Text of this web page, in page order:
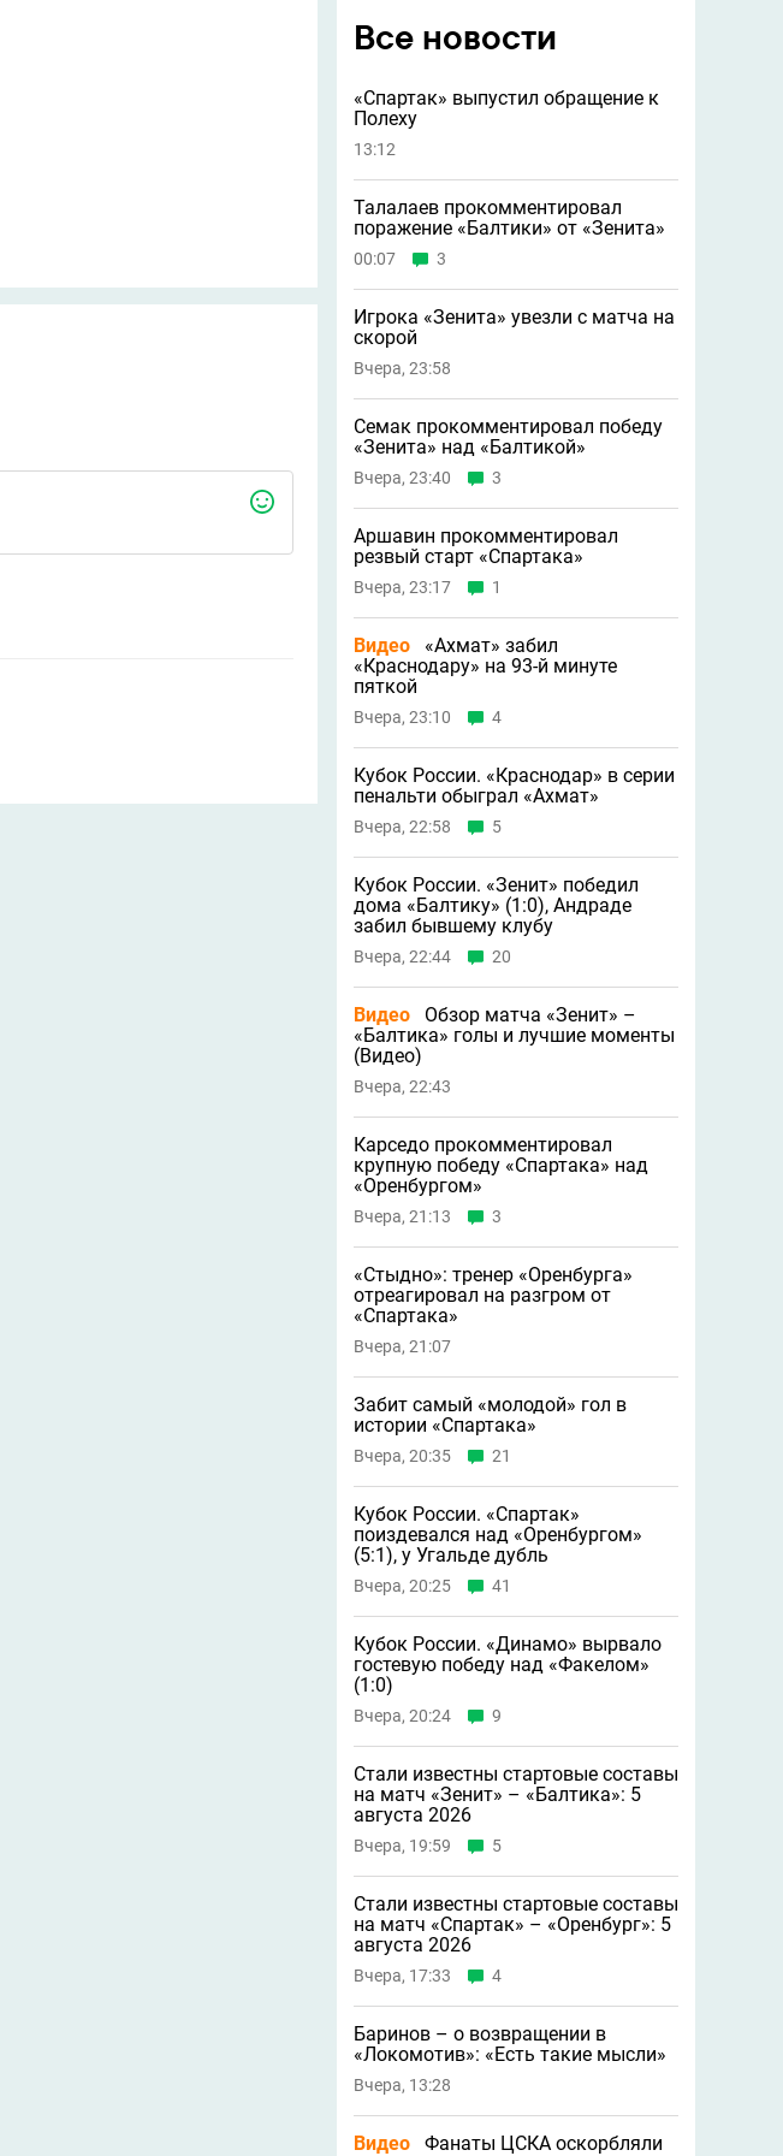
Все новости
«Спартак» выпустил обращение к
Полеху
13:12
Талалаев прокомментировал
поражение «Балтики» от «Зенита»
00:07 3
Игрока «Зенита» увезли с матча на
скорой
Вчера, 23:58
Семак прокомментировал победу
«Зенита» над «Балтикой»
Вчера, 23:40 3
Аршавин прокомментировал
резвый старт «Спартака»
Вчера, 23:17 1
Видео
«Ахмат» забил
«Краснодару» на 93-й минуте
пяткой
Вчера, 23:10 4
Кубок России. «Краснодар» в серии
пенальти обыграл «Ахмат»
Вчера, 22:58 5
Кубок России. «Зенит» победил
дома «Балтику» (1:0), Андраде
забил бывшему клубу
Вчера, 22:44 20
Видео
Обзор матча «Зенит» –
«Балтика» голы и лучшие моменты
(Видео)
Вчера, 22:43
Карседо прокомментировал
крупную победу «Спартака» над
«Оренбургом»
Вчера, 21:13 3
«Стыдно»: тренер «Оренбурга»
отреагировал на разгром от
«Спартака»
Вчера, 21:07
Забит самый «молодой» гол в
истории «Спартака»
Вчера, 20:35 21
Кубок России. «Спартак»
поиздевался над «Оренбургом»
(5:1), у Угальде дубль
Вчера, 20:25 41
Кубок России. «Динамо» вырвало
гостевую победу над «Факелом»
(1:0)
Вчера, 20:24 9
Стали известны стартовые составы
на матч «Зенит» – «Балтика»: 5
августа 2026
Вчера, 19:59 5
Стали известны стартовые составы
на матч «Спартак» – «Оренбург»: 5
августа 2026
Вчера, 17:33 4
Баринов – о возвращении в
«Локомотив»: «Есть такие мысли»
Вчера, 13:28
Видео
Фанаты ЦСКА оскорбляли